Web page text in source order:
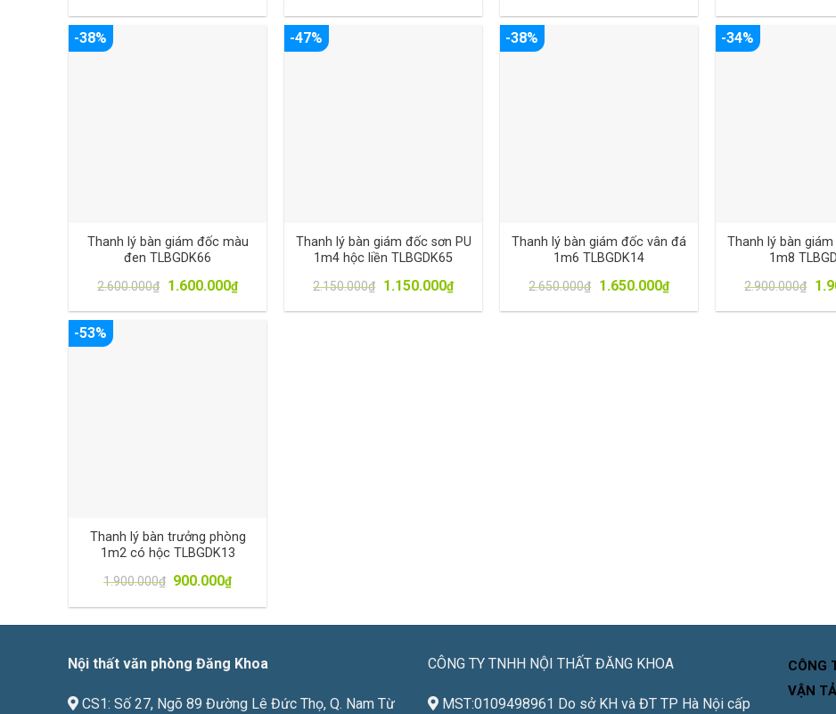
-38%
Thanh lý bàn giám đốc màu
đen TLBGDK66
2.600.000₫ 1.600.000₫
-47%
Thanh lý bàn giám đốc sơn PU
1m4 hộc liền TLBGDK65
2.150.000₫ 1.150.000₫
-38%
Thanh lý bàn giám đốc vân đá
1m6 TLBGDK14
2.650.000₫ 1.650.000₫
-34%
Thanh lý bàn
1m8
2.900.000₫
-53%
Thanh lý bàn trưởng phòng
1m2 có hộc TLBGDK13
1.900.000₫ 900.000₫
Nội thất văn phòng Đăng Khoa
CS1: Số 27, Ngõ 89 Đường Lê Đức Thọ, Q. Nam Từ
CÔNG TY TNHH NỘI THẤT ĐĂNG KHOA
MST:0109498961 Do sở KH và ĐT TP Hà Nội cấp
CÔNG
VẬN